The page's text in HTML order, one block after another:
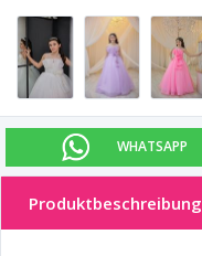
WHATSAPP
Produktbeschreibung